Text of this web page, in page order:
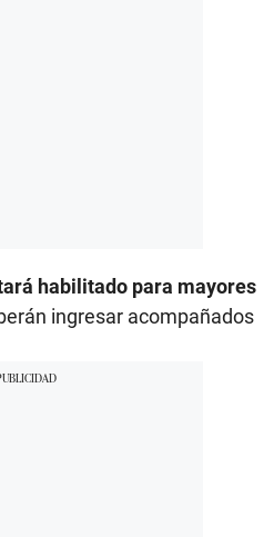
habilitado para mayores
ingresar acompañados